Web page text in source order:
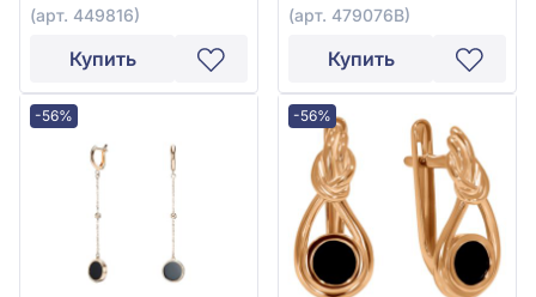
(арт. 449816)
Купить
(арт. 479076В)
Купить
-56% -56%